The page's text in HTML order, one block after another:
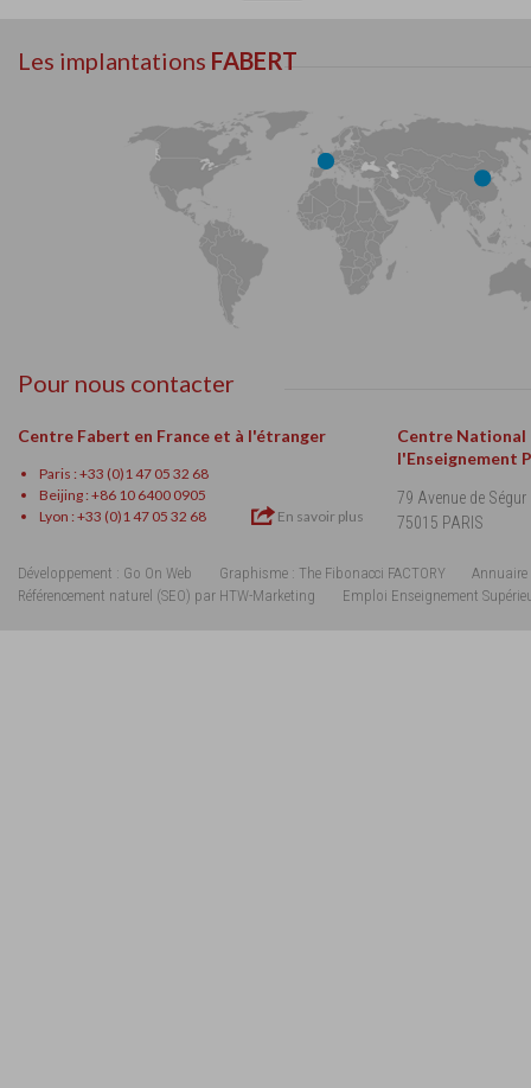
Les implantations FABERT
Pour nous contacter
Centre Fabert en France et à l'étranger
Paris : +33 (0)1 47 05 32 68
Beijing : +86 10 6400 0905
Lyon : +33 (0)1 47 05 32 68
En savoir plus
Centre National
l'Enseignement
79 Avenue de Ségur
75015 PARIS
Développement : Go On Web Graphisme : The Fibonacci FACTORY
Annuaire
Référencement naturel (SEO) par HTW-Marketing
Emploi Enseignement